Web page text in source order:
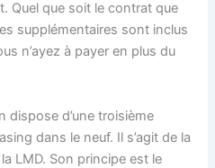
Quel que soit le contrat que
supplémentaires sont inclus
n’ayez à payer en plus du
dispose d’une troisième
dans le neuf. Il s’agit de la
LMD. Son principe est le